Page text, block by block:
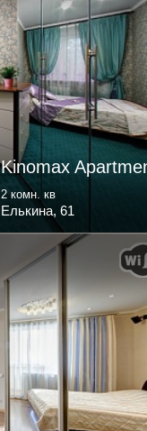
Kinomax
2 комн. кв
Елькина, 61